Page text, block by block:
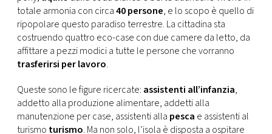
CONSIGLIA
totale armonia con circa40 persone, e lo scopo è quello di
ripopolare questo paradiso terrestre. La cittadina sta
costruendo quattro eco-case con due camere da letto, da
affittare a pezzi modici a tutte le persone che vorranno
trasferirsi per lavoro.
Queste sono le figure ricercate: assistenti all’infanzia,
addetto alla produzione alimentare, addetti alla
manutenzione per case, assistenti alla pesca e assistenti al
turismo turismo. Ma non solo, l’isola è disposta a ospitare